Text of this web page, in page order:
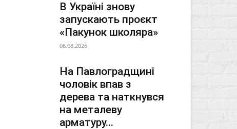
В Україні знову
запускають проєкт
«Пакунок школяра»
06.08.2026
На Павлоградщині
чоловік впав з
дерева та наткнувся
на металеву
арматуру...